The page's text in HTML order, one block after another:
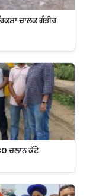
ਚਾਲਕ ਗੰਭੀਰ
ਚਲਾਨ ਕੱਟੇ